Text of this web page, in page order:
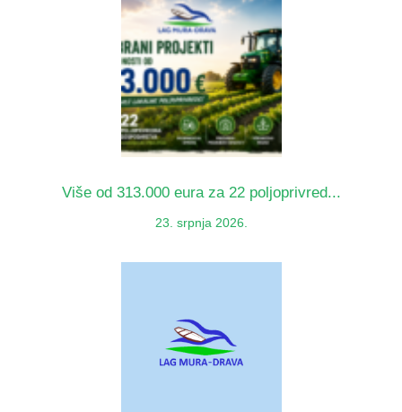
Više od 313.000 eura za 22 poljoprivred...
23. srpnja 2026.